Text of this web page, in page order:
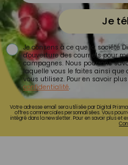
Je
Je consens à ce que la société
d'ouverture des courriels pour
campagnes. Nous pourrons
laquelle vous le faites ainsi
vous utilisez. Pour en savoir
confidentialité.
Votre adresse email sera utilisée par Digital
offres commerciales personnalisées. Vous
intégré dans la newsletter. Pour en savoir plus et